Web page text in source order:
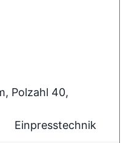
Polzahl 40,
Einpresstechnik